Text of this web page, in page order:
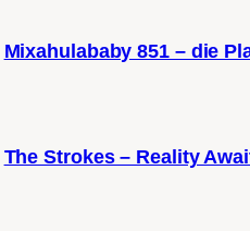
Mixahulababy 851 – die
The Strokes – Reality